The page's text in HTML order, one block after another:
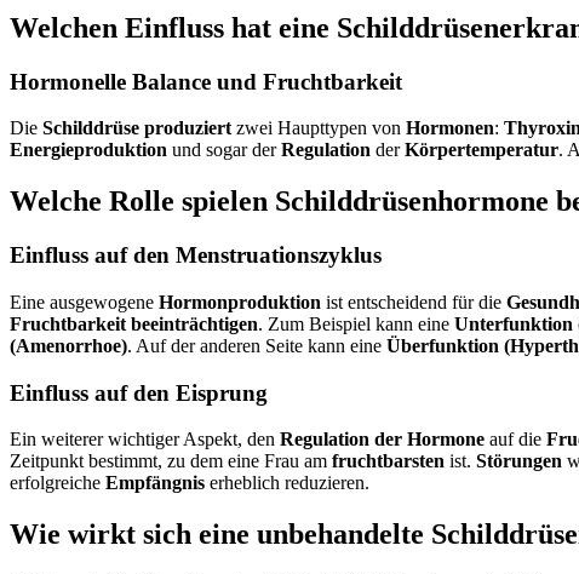
Welchen Einfluss hat eine
Hormonelle Balance und Fruchtbarkeit
Die Schilddrüse produziert zwei Haupttypen von Hormonen:
Energieproduktion und sogar derRegulation derKörpertemperatur.
Welche Rolle spielen Schilddrüsenhormone
Einfluss auf den Menstruationszyklus
Eine ausgewogene Hormonproduktion ist entscheidend für die
Fruchtbarkeit beeinträchtigen. Zum Beispiel kann eine Unterfunktion
(Amenorrhoe). Auf der anderen Seite kann eine Überfunktion
Einfluss auf den Eisprung
Ein weiterer wichtiger Aspekt, den Regulation der Hormone auf die
Zeitpunkt bestimmt, zu dem eine Frau am fruchtbarsten ist. Störungen
erfolgreiche Empfängnis erheblich reduzieren.
Wie wirkt sich eine unbehandelte